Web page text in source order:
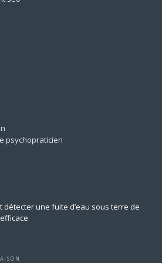
psychopraticien
détecter une fuite d’eau sous terre de